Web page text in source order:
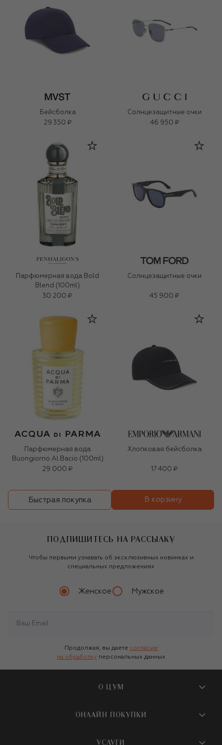
Бейсболка
29 350 ₽
Солнцезащитные очки
46 950 ₽
Парфюмерная вода Bold
Blend (100ml)
30 200 ₽
Солнцезащитные очки
45 900 ₽
Парфюмерная вода
Buongiorno Al Bacio (100ml)
29 000 ₽
Хлопковая бейсболка
17 400 ₽
Быстрая покупка В корзину
ПОДПИШИТЕСЬ НА РАССЫЛКУ
Чтобы первыми узнавать об эксклюзивных новинках и
специальных предложениях
Женское Мужское
Продолжая, вы даете согласие
на обработку персональных данных
О ЦУМ
О магазине
Бутики и ПВЗ ЦУМ
ОНЛАЙН ПОКУПКИ
УСЛУГИ